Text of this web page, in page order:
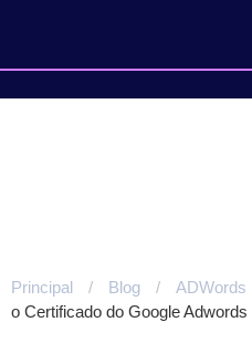
Principal / Blog / ADWords
o Certificado do Google Adwords